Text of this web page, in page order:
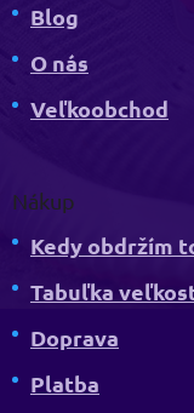
Blog
O nás
Veľkoobchod
Nákup
Kedy obdržím
Tabuľka
Doprava
Platba